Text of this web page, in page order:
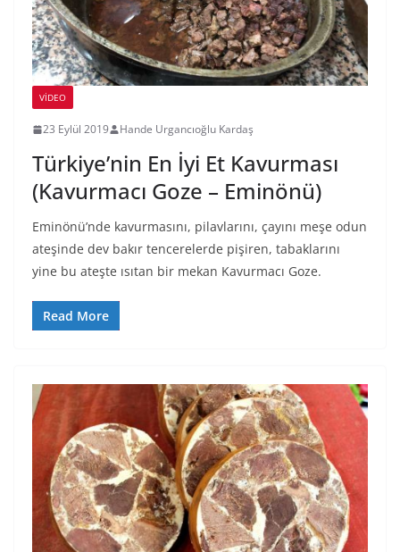
VIDEO
23 Eylül 2019 Hande Urgancıoğlu Kardaş
Türkiye’nin En İyi Et Kavurması
(Kavurmacı Goze – Eminönü)
Eminönü’nde kavurmasını, pilavlarını, çayını meşe odun
ateşinde dev bakır tencerelerde pişiren, tabaklarını
yine bu ateşte ısıtan bir mekan Kavurmacı Goze.
Read More